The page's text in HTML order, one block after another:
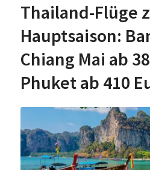
Thailand-Flüge
Hauptsaison:
Chiang Mai ab
Phuket ab 410